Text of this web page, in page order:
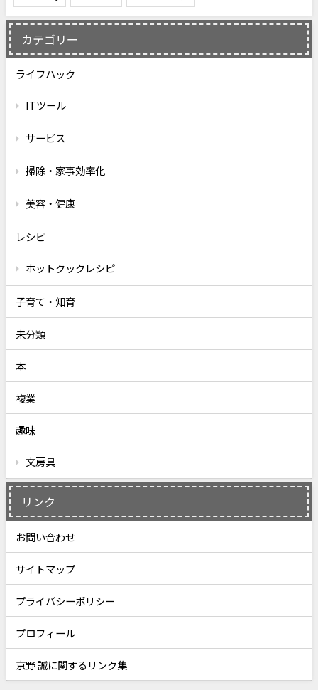
カテゴリー
ライフハック
ITツール
サービス
掃除・家事効率化
美容・健康
レシピ
ホットクックレシピ
子育て・知育
未分類
本
複業
趣味
文房具
リンク
お問い合わせ
サイトマップ
プライバシーポリシー
プロフィール
京野 誠に関するリンク集